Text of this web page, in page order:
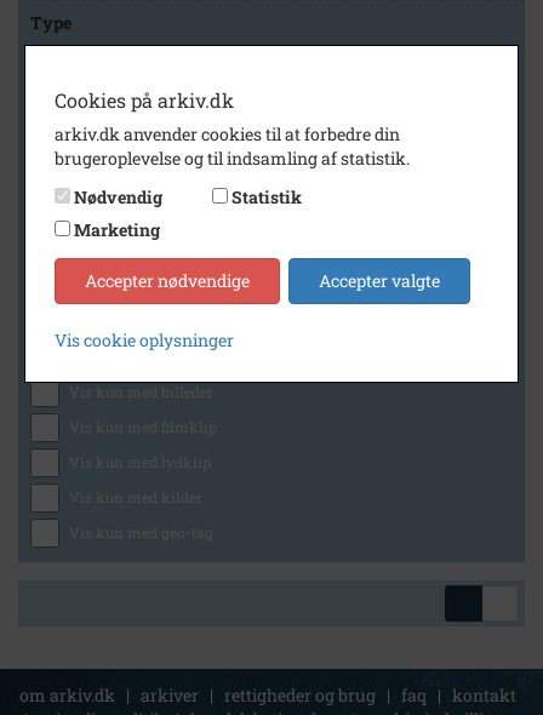
Type
Arkiv
Holbæk Stadsarkiv
Generelt
Vis kun med billeder
Vis kun med filmklip
Vis kun med lydklip
Vis kun med kilder
Vis kun med geo-tag
om arkiv.dk | arkiver | rettigheder og brug | faq | kontakt
Cookies på arkiv.dk
arkiv.dk anvender cookies til at forbedre din
brugeroplevelse og til indsamling af statistik.
Nødvendig
Statistik
Marketing
Accepter nødvendige Accepter valgte
Vis cookie oplysninger